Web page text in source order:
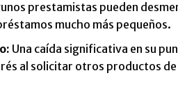
prestamistas pueden
mucho más pequeños.
Una caída significativa en su
al solicitar otros productos